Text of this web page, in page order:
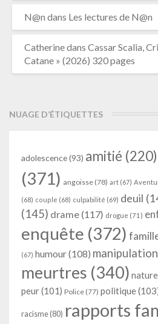
N@n dans Les lectures de N@n
Catherinedans Cassar Scalia,
Catane » (2026) 320 pages
NUAGE D’ÉTIQUETTES
adolescence(93) amitié (220)
(371) angoisse (78) art (67)
(68) couple (68) culpabilité (69) deuil
(145) drame (117) drogue (71)
enquête (372)
(67) humour(108) manipulation
meurtres (340) nature
peur(101) Police (77) politique
racisme (80) rapports